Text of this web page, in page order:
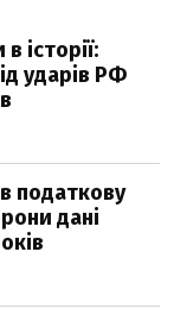
історії:
ударів РФ
податкову
дані